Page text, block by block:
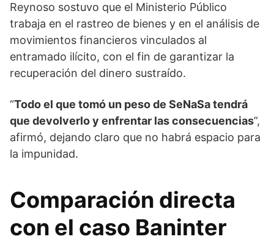
Reynoso sostuvo que el Ministerio Público
trabaja en el rastreo de bienes y en el análisis de
movimientos financieros vinculados al
entramado ilícito, con el fin de garantizar la
recuperación del dinero sustraído.
“Todo el que tomó un peso de SeNaSa tendrá
que devolverlo y enfrentar las consecuencias”,
afirmó, dejando claro que no habrá espacio para
la impunidad.
Comparación directa
con el caso Baninter